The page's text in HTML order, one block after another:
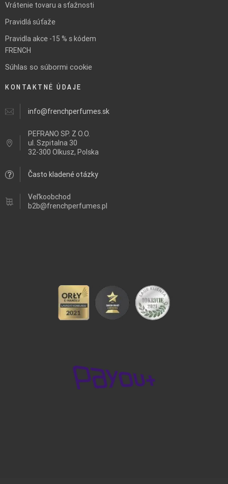
Vrátenie tovaru a sťažnosti
Pravidlá súťaže
Pravidla akce -15 % s kódem
FRENCH
Súhlas so súbormi cookie
KONTAKTNÉ ÚDAJE
info@frenchperfumes.sk
PEFRANO SP. Z O.O.
ul. Szpitalna 30
32-300 Olkusz, Polska
Často kladené otázky
Veľkoobchod
b2b@frenchperfumes.pl